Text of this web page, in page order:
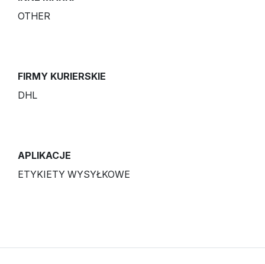
OTHER
FIRMY KURIERSKIE
DHL
APLIKACJE
ETYKIETY WYSYŁKOWE